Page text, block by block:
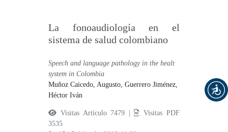
La fonoaudiología en el
sistema de salud colombiano
Speech and language pathology in the healt
system in Colombia
Muñoz Caicedo, Augusto,Guerrero Jiménez,
Héctor Iván
Visitas Artículo 7479 |
Visitas PDF
3535